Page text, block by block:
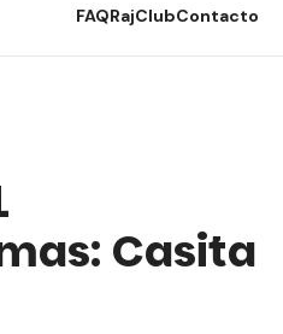
FAQRajClubContacto
Casita